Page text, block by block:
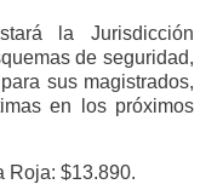
la Jurisdicción
de seguridad,
sus magistrados,
en los próximos
Roja: $13.890.